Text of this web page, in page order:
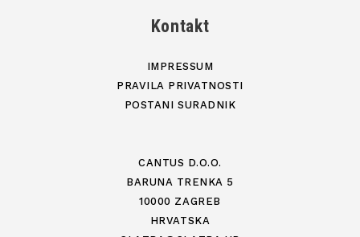
Kontakt
IMPRESSUM
PRAVILA PRIVATNOSTI
POSTANI SURADNIK
CANTUS D.O.O.
BARUNA TRENKA 5
10000 ZAGREB
HRVATSKA